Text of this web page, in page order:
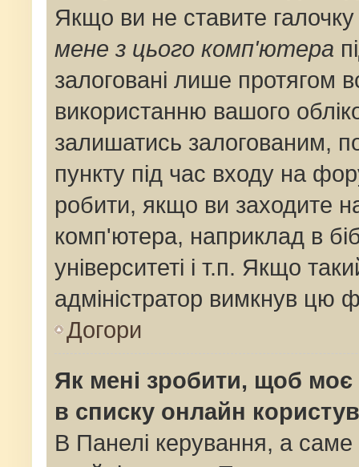
Якщо ви не ставите
мене з цього комп'ютера
залоговані лише протягом
використанню вашого
залишатись залогованим,
пункту під час входу на
робити, якщо ви заходите
комп'ютера, наприклад в
університеті і т.п. Якщо
адміністратор вимкнув цю
Догори
Як мені зробити, щоб моє
в списку онлайн
В Панелі керування, а